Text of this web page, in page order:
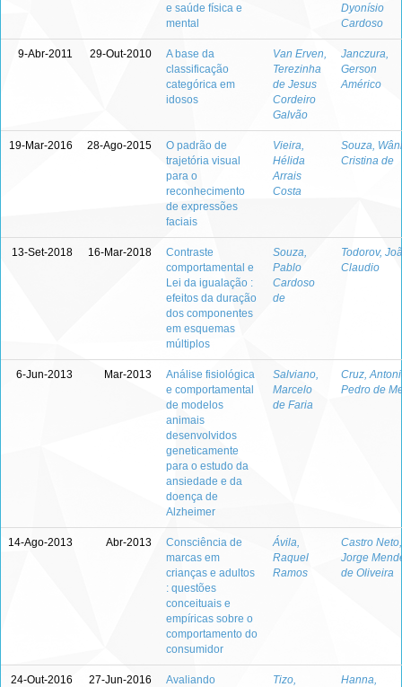
e saúde física e
mental
Dyonísio
Cardoso
9-Abr-2011 29-Out-2010
A base da
classificação
categórica em
idosos
Van Erven,
Terezinha
de Jesus
Cordeiro
Galvão
Janczura,
Gerson
Américo
19-Mar-2016 28-Ago-2015
O padrão de
trajetória visual
para o
reconhecimento
de expressões
faciais
Vieira,
Hélida
Arrais
Costa
Souza,
Cristina de
13-Set-2018 16-Mar-2018
Contraste
comportamental e
Lei da igualação :
efeitos da duração
dos componentes
em esquemas
múltiplos
Souza,
Pablo
Cardoso
de
Todorov,
Claudio
6-Jun-2013 Mar-2013
Análise fisiológica
e comportamental
de modelos
animais
desenvolvidos
geneticamente
para o estudo da
ansiedade e da
doença de
Alzheimer
Salviano,
Marcelo
de Faria
Cruz,
Pedro de
14-Ago-2013 Abr-2013
Consciência de
marcas em
crianças e adultos
: questões
conceituais e
empíricas sobre o
comportamento do
consumidor
Ávila,
Raquel
Ramos
Castro Neto,
Jorge
de Oliveira
24-Out-2016 27-Jun-2016
Avaliando
Tizo,
Hanna,